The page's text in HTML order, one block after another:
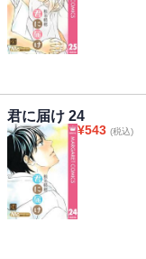
君に届け 24
¥543 (税込)